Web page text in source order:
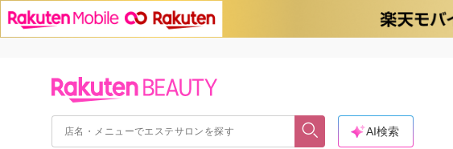
AI検索